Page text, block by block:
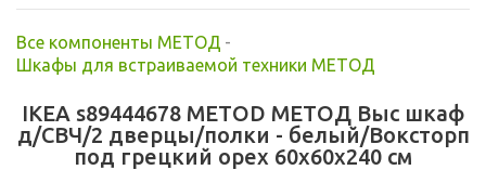
Все компоненты МЕТОД -
Шкафы для встраиваемой техники МЕТОД
IKEA s89444678 METOD МЕТОД Выс шкаф
д/СВЧ/2 дверцы/полки - белый/Воксторп
под грецкий орех 60x60x240 см